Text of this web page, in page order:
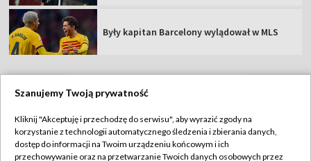
Były kapitan Barcelony wylądował w MLS
Abonament TVP
Sklep TVP
Regulamin TVP
Polityka prywatności
Szanujemy Twoją prywatność
Kliknij "Akceptuję i przechodzę do serwisu", aby wyrazić zgody na
korzystanie z technologii automatycznego śledzenia i zbierania danych,
dostęp do informacji na Twoim urządzeniu końcowym i ich
przechowywanie oraz na przetwarzanie Twoich danych osobowych przez